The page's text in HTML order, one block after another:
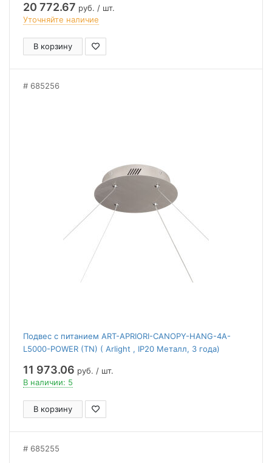
20 772.67 руб. / шт.
Уточняйте наличие
В корзину
685256
Подвес с питанием ART-APRIORI-CANOPY-HANG-4A-
L5000-POWER (TN) ( Arlight , IP20 Металл, 3 года)
11 973.06 руб. / шт.
В наличии: 5
В корзину
685255